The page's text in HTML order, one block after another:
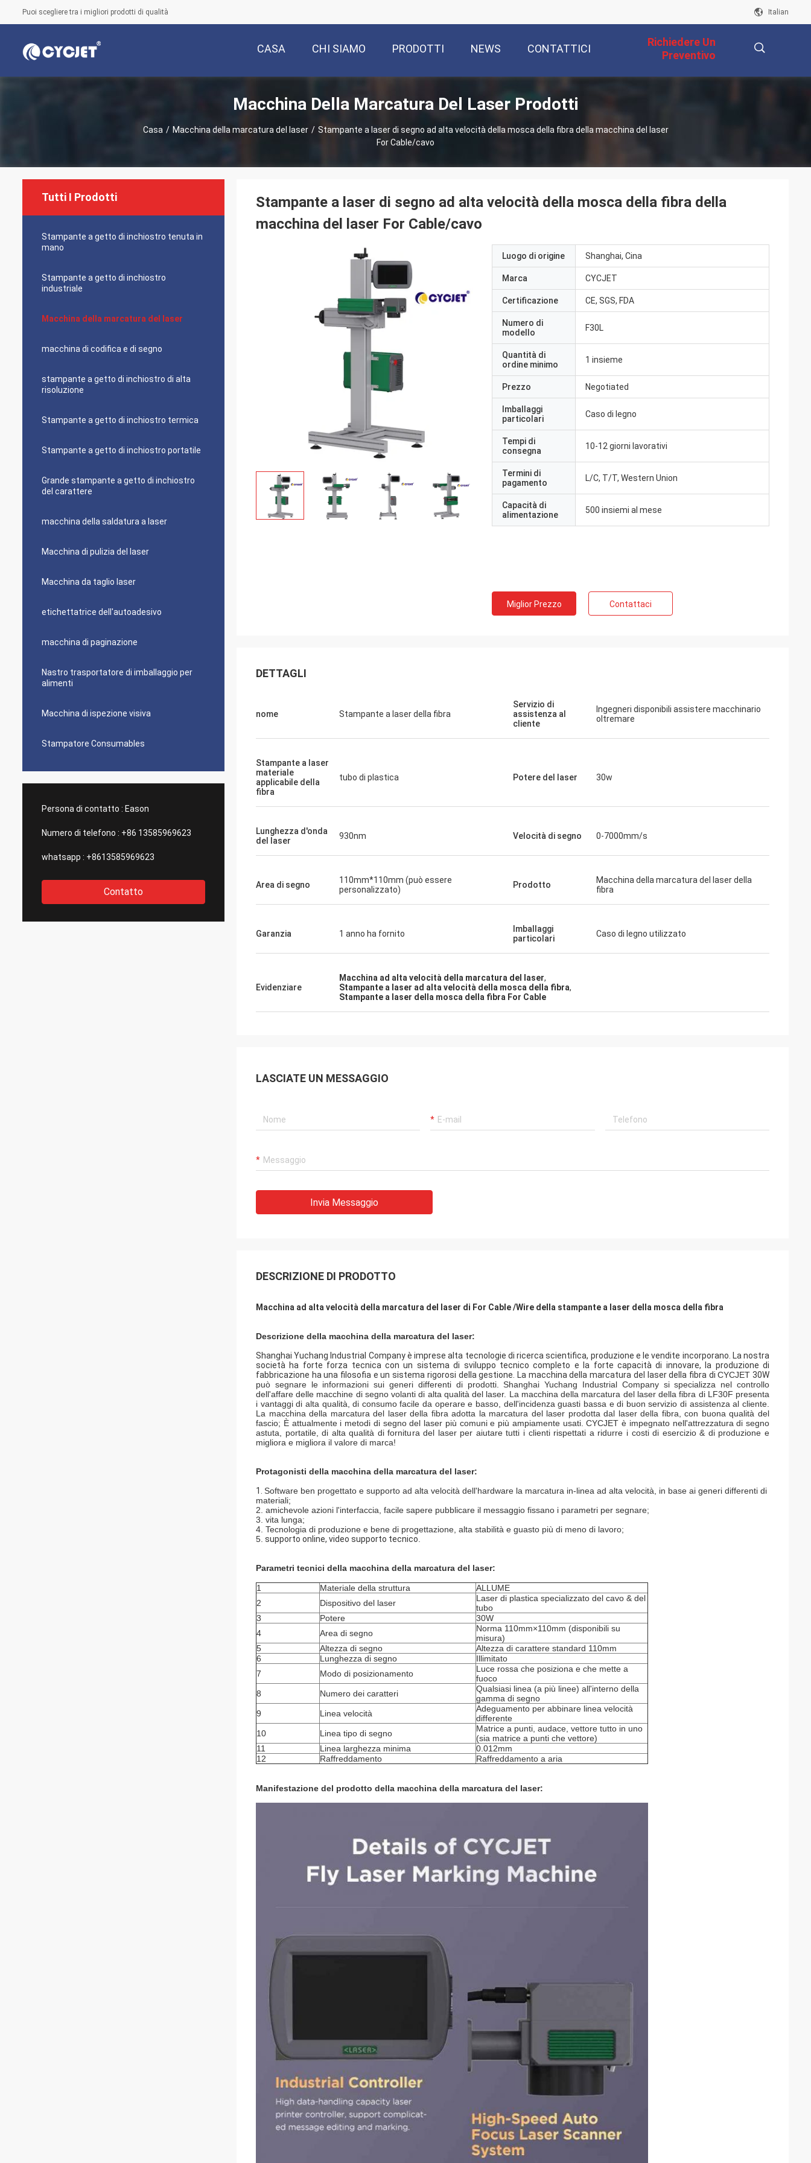
Puoi scegliere tra i migliori prodotti di qualità Italian
CASA CHI SIAMO PRODOTTI NEWS CONTATTICI
Richiedere Un
Preventivo
Macchina Della Marcatura Del Laser Prodotti
Casa / Macchina della marcatura del laser / Stampante a laser di segno ad alta velocità della mosca della fibra della macchina del laser
For Cable/cavo
Tutti I Prodotti
Stampante a getto di inchiostro tenuta in
mano
Stampante a getto di inchiostro
industriale
Macchina della marcatura del laser
macchina di codifica e di segno
stampante a getto di inchiostro di alta
risoluzione
Stampante a getto di inchiostro termica
Stampante a getto di inchiostro portatile
Grande stampante a getto di inchiostro
del carattere
macchina della saldatura a laser
Macchina di pulizia del laser
Macchina da taglio laser
etichettatrice dell'autoadesivo
macchina di paginazione
Nastro trasportatore di imballaggio per
alimenti
Macchina di ispezione visiva
Stampatore Consumables
Persona di contatto : Eason
Numero di telefono : +86 13585969623
whatsapp : +8613585969623
Contatto
Stampante a laser di segno ad alta velocità della mosca della fibra della
macchina del laser For Cable/cavo
Luogo di origine Shanghai, Cina
Marca CYCJET
Certificazione CE, SGS, FDA
Numero di
modello
F30L
Quantità di
ordine minimo
1 insieme
Prezzo Negotiated
Imballaggi
particolari
Caso di legno
Tempi di
consegna
10-12 giorni lavorativi
Termini di
pagamento
L/C, T/T, Western Union
Capacità di
alimentazione
500 insiemi al mese
Miglior Prezzo Contattaci
DETTAGLI
nome Stampante a laser della fibra
Servizio di
assistenza al
cliente
Ingegneri disponibili assistere macchinario
oltremare
Stampante a laser
materiale
applicabile della
fibra
tubo di plastica Potere del laser 30w
Lunghezza d'onda
del laser
930nm Velocità di segno 0-7000mm/s
Area di segno
110mm*110mm (può essere
personalizzato)
Prodotto
Macchina della marcatura del laser della
fibra
Garanzia 1 anno ha fornito
Imballaggi
particolari
Caso di legno utilizzato
Evidenziare
Macchina ad alta velocità della marcatura del laser,
Stampante a laser ad alta velocità della mosca della fibra,
Stampante a laser della mosca della fibra For Cable
LASCIATE UN MESSAGGIO
Invia Messaggio
DESCRIZIONE DI PRODOTTO
Macchina ad alta velocità della marcatura del laser di For Cable /Wire della stampante a laser della mosca della fibra
Descrizione della macchina della marcatura del laser:
Shanghai Yuchang Industrial Company è imprese alta tecnologie di ricerca scientifica, produzione e le vendite incorporano. La nostra
società ha forte forza tecnica con un sistema di sviluppo tecnico completo e la forte capacità di innovare, la produzione di
fabbricazione ha una filosofia e un sistema rigorosi della gestione.
La macchina della marcatura del laser della fibra diCYCJET 30W
può segnare le informazioni sui generi differenti di prodotti. Shanghai Yuchang Industrial Company si specializza nel controllo
dell'affare delle macchine di segno volanti di alta qualità del laser. La macchina della marcatura del laser della fibra di LF30F presenta
i vantaggi di alta qualità, di consumo facile da operare e basso, dell'incidenza guasti bassa e di buon servizio di assistenza al cliente.
La macchina della marcatura del laser della fibra adotta la marcatura del laser prodotta dal laser della fibra, con buona qualità del
fascio; È attualmente i metodi di segno del laser più comuni e più ampiamente usati. CYCJET è impegnato nell'attrezzatura di segno
astuta, portatile, di alta qualità di fornitura del laser per aiutare tutti i clienti rispettati a ridurre i costi di esercizio & di produzione e
migliora e migliora il valore di marca!
Protagonisti della macchina della marcatura del laser:
1. Software ben progettato e supporto ad alta velocità dell'hardware la marcatura in-linea ad alta velocità, in base ai generi differenti di
materiali;
2. amichevole azioni l'interfaccia, facile sapere pubblicare il messaggio fissano i parametri per segnare;
3. vita lunga;
4. Tecnologia di produzione e bene di progettazione, alta stabilità e guasto più di meno di lavoro;
5. supporto online, video supporto tecnico
Parametri tecnici della macchina della marcatura del laser:
1 Materiale della struttura
ALLUME
2
Dispositivo del laser
Laser di plastica specializzato del cavo & del
tubo
3
Potere
30W
4
Area di segno
Norma 110mm×110mm (disponibili su
misura)
5
Altezza di segno
Altezza di carattere standard 110mm
6
Lunghezza di segno
Illimitato
7
Modo di posizionamento
Luce rossa che posiziona e che mette a
fuoco
8
Numero dei caratteri
Qualsiasi linea (a più linee) all'interno della
gamma di segno
9
Linea velocità
Adeguamento per abbinare linea velocità
differente
10
Linea tipo di segno
Matrice a punti, audace, vettore tutto in uno
(sia matrice a punti che vettore)
11
Linea larghezza minima
0.012mm
12
Raffreddamento Raffreddamento a aria
Manifestazione del prodotto della macchina della marcatura del laser: